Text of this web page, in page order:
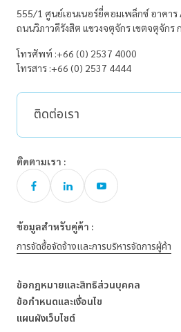
555/1 ศูนย์เอนเนอร์ยี่คอมเพล็กซ์ อาคาร
ถนนวิภาวดีรังสิต แขวงจตุจักรเขตจตุจักร
โทรศัพท์ :+66 (0) 2537 4000
โทรสาร :+66 (0) 2537 4444
ติดต่อเรา
ติดตามเรา :
ข้อมูลสำหรับคู่ค้า :
การจัดซื้อจัดจ้างและการบริหารจัดการผู้ค้า
ข้อกฎหมายและสิทธิส่วนบุคคล
ข้อกำหนดและเงื่อนไข
แผนผังเว็บไซต์